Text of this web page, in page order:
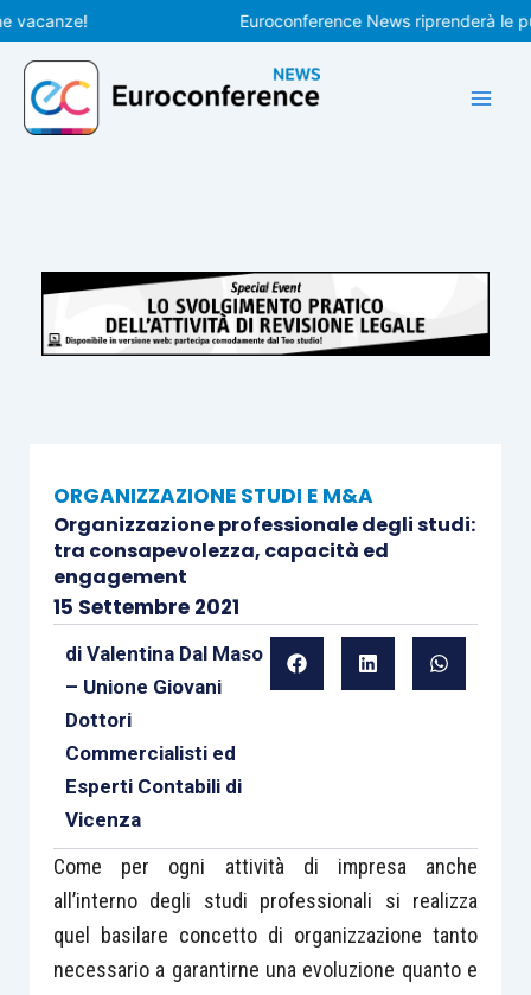
Vai
al
contenuto
Euroconference News riprenderà le
ORGANIZZAZIONE STUDI E M&A
Organizzazione professionale degli studi:
tra consapevolezza, capacità ed
engagement
15 Settembre 2021
di Valentina Dal Maso
– Unione Giovani
Dottori
Commercialisti ed
Esperti Contabili di
Vicenza
Come per ogni attività di impresa anche
all’interno degli studi professionali si realizza
quel basilare concetto di organizzazione tanto
necessario a garantirne una evoluzione quanto e